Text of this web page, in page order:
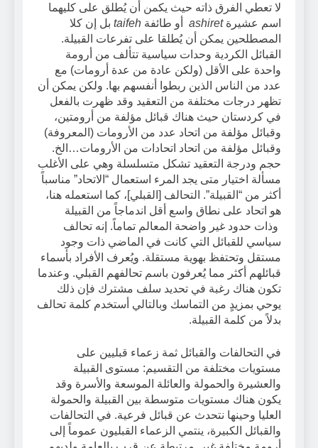
لا تعطي الفرق ذاته حيث يكمن أن يُطلق على كليهما
اسم عشيرةashiret أو طائفة taifeh بل إن كلا
المصطلحين يمكن أن يُطلقا على تفرعات القبيلة.
القبائل الكردية وحدات سياسية تتألف من أرومة
واحدة على الأقل (ولكن عادة من عدة أرومات) مع
عدد من الناس الذين ربطوا أنفسهم بها. ولكن يمكن أن
تظهر درجات مختلفة من التعقيد وقد ظهرت بالفعل
في كردستان حيث هناك قبائل مؤلفة من أرومتين،
وقبائل مؤلفة من اتحاد عدد من الأرومات (المعروفة)
وقبائل مؤلفة من اتحاد اتحادات من الأرومات…الخ.
حجم ودرجة التعقيد تشكل متسلسلة وهي على الأغلب
مسألة اختيار متى يجد المرء استعمال “الاتحاد” مناسباً
أكثر من “القبيلة”. التحالف [القبلي]، كما استعمله هنا،
هو اتحاد على نطاق واسع أقل اندماجاً من القبيلة
وذات حدود غير واضحة المعالم تماماً. إنه تحالف
سياسي للقبائل التي كانت في الماضي ذات وجود
مستقل وتحتفظ بهوية مستقلة. ويُعرف الأفراد بأسماء
قبائلهم أكثر مما يُعرفون باسم تحالفهم القبلي. وعندما
تكون هناك رغبة في تحديد سلف مشترك فإن ذلك
يوحي بمزيدٍ من التماسك وبالتالي أستخدم كلمة تحالف
بدلاً من كلمة القبيلة.
في التحالفات والقبائل ثمة زعماء قبليين على
مستويات مختلفة من التقسيم: مستوى القبيلة
والعشيرة والحمولة والعائلة الموسعة والأسرة وقد
يكون هناك مستويات متوسطة بين القبيلة والحمولة
العليا وحينها نتحدث عن قبائل فرعية. في التحالفات
والقبائل الكبيرة، ينتمي الزعماء القبليون عموماً إلى